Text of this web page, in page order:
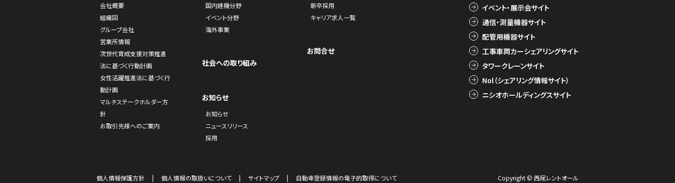
会社概要
組織図
グループ会社
営業所情報
次世代育成支援対策推進
法に基づく行動計画
女性活躍推進法に基づく行
動計画
マルチステークホルダー方
針
お取引先様へのご案内
国内建機分野
イベント分野
海外事業
社会への取り組み
お知らせ
お知らせ
ニュースリリース
採用
新卒採用
キャリア求人一覧
お問合せ
イベント・展示会サイト
通信・測量機器サイト
配管用機器サイト
工事車両カーシェアリングサイト
タワークレーンサイト
Nol（シェアリング情報サイト）
ニシオホールディングスサイト
個人情報保護方針 個人情報の取扱いについて サイトマップ 自動車登録情報の電子的取得について Copyright © 西尾レントオール